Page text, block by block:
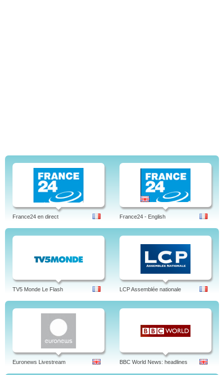
France24 en direct France24 - English
TV5 Monde Le Flash LCP Assemblée nationale
Euronews Livestream BBC World News: headlines